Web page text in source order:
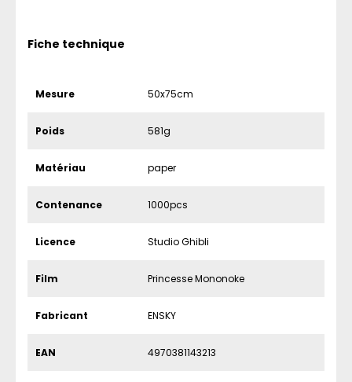
Fiche technique
Mesure 50x75cm
Poids 581g
Matériau paper
Contenance 1000pcs
Licence Studio Ghibli
Film Princesse Mononoke
Fabricant ENSKY
EAN 4970381143213